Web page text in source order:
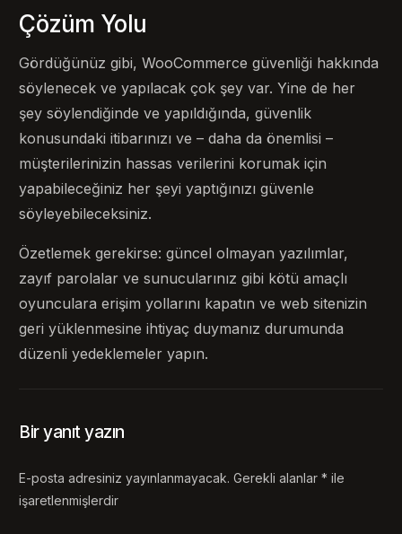
Çözüm Yolu
Gördüğünüz gibi, WooCommerce güvenliği hakkında
söylenecek ve yapılacak çok şey var. Yine de her
şey söylendiğinde ve yapıldığında, güvenlik
konusundaki itibarınızı ve – daha da önemlisi –
müşterilerinizin hassas verilerini korumak için
yapabileceğiniz her şeyi yaptığınızı güvenle
söyleyebileceksiniz.
Özetlemek gerekirse: güncel olmayan yazılımlar,
zayıf parolalar ve sunucularınız gibi kötü amaçlı
oyunculara erişim yollarını kapatın ve web sitenizin
geri yüklenmesine ihtiyaç duymanız durumunda
düzenli yedeklemeler yapın.
Bir yanıt yazın
E-posta adresiniz yayınlanmayacak. Gerekli alanlar* ile
işaretlenmişlerdir